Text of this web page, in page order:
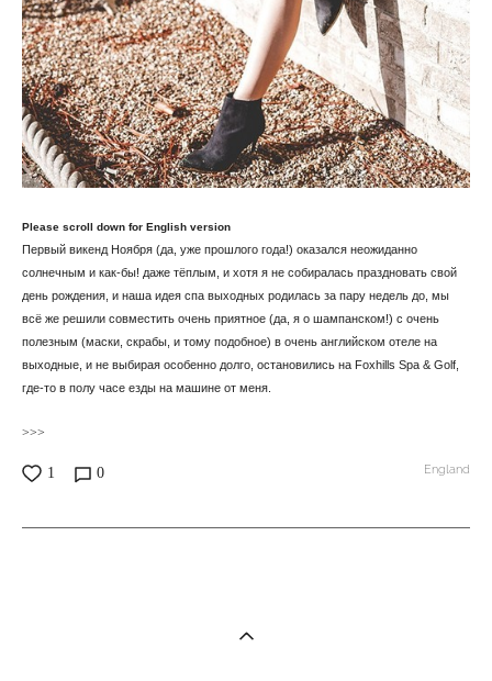
Please scroll down for English version
Первый викенд Ноября (да, уже прошлого года!) оказался неожиданно
солнечным и как-бы! даже тёплым, и хотя я не собиралась праздновать свой
день рождения, и наша идея спа выходных родилась за пару недель до, мы
всё же решили совместить очень приятное (да, я о шампанском!) с очень
полезным (маски, скрабы, и тому подобное) в очень английском отеле на
выходные, и не выбирая особенно долго, остановились на Foxhills Spa & Golf,
где-то в полу часе езды на машине от меня.
>>>
1 0 England